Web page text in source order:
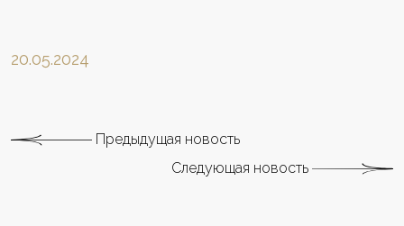
20.05.2024
Предыдущая новость
Следующая новость